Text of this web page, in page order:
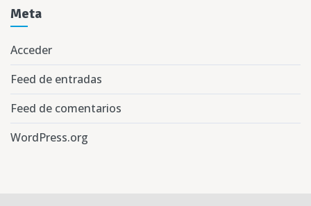
Meta
Acceder
Feed de entradas
Feed de comentarios
WordPress.org